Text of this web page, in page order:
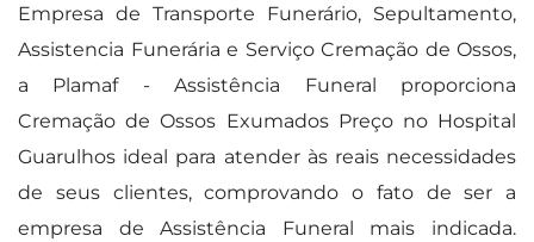
Empresa de Transporte Funerário, Sepultamento,
Assistencia Funerária e Serviço Cremação de Ossos,
a Plamaf - Assistência Funeral proporciona
Cremação de Ossos Exumados Preço no Hospital
Guarulhos ideal para atender às reais necessidades
de seus clientes, comprovando o fato de ser a
empresa de Assistência Funeral mais indicada.